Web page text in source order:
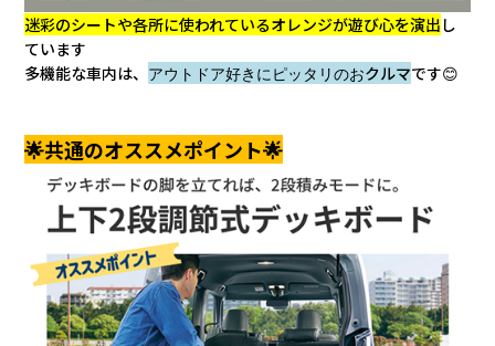
迷彩のシートや各所に使われているオレンジが遊び心を演出 し
ています
多機能な車内は、 アウトドア好きにピッタリのおクルマです😊
🌟共通のオススメポイント🌟